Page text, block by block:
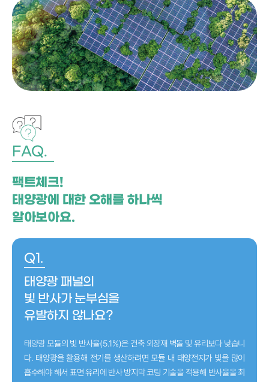
FAQ.
팩트체크!
태양광에 대한 오해를 하나씩
알아보아요.
Q1.
태양광 패널의
빛 반사가 눈부심을
유발하지 않나요?
태양광 모듈의 빛 반사율(5.1%)은 건축 외장재 벽돌 및 유리보다 낮습니
다. 태양광을 활용해 전기를 생산하려면 모듈 내 태양전지가 빛을 많이
흡수해야 해서 표면 유리에 반사 방지막 코팅 기술을 적용해 반사율을 최